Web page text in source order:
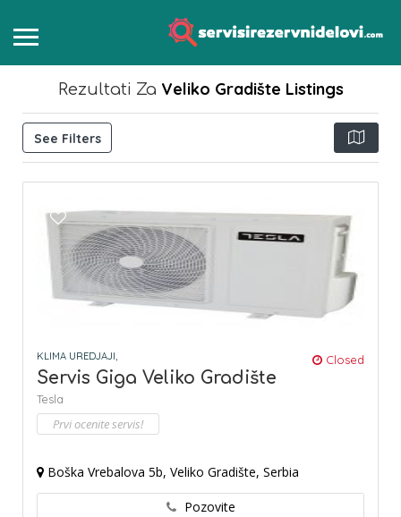
Rezultati Za Veliko Gradište Listings
See Filters
KLIMA UREDJAJI, Closed
Servis Giga Veliko Gradište
Tesla
Prvi ocenite servis!
Boška Vrebalova 5b, Veliko Gradište, Serbia
Pozovite